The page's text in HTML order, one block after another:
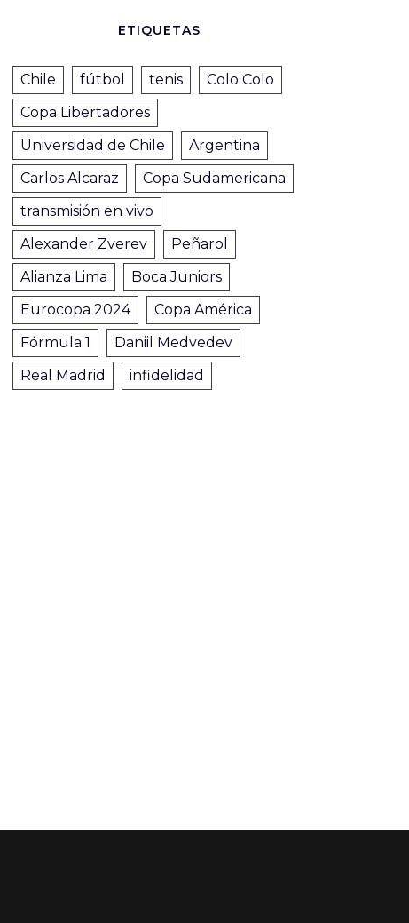
ETIQUETAS
Chile fútbol tenis
Colo Colo
Copa Libertadores
Universidad de Chile
Argentina
Carlos Alcaraz
Copa Sudamericana
transmisión en vivo
Alexander Zverev
Peñarol
Alianza Lima
Boca Juniors
Eurocopa 2024
Copa América
Fórmula 1
Daniil Medvedev
Real Madrid
infidelidad